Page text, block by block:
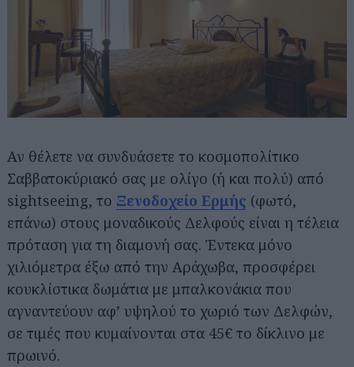
Αν θέλετε να συνδυάσετε το κοσμοπολίτικο
Σαββατοκύριακό σας με ολίγο (ή και πολύ) από
sightseeing, το Ξενοδοχείο Ερμής (φωτό,
επάνω) στους μοναδικούς Δελφούς είναι η τέλεια
πρόταση για τη διαμονή σας. Έντεκα μόνο
χιλιόμετρα έξω από την Αράχωβα, προσφέρει
κουκλίστικα δωμάτια με μπαλκονάκια που
αγναντεύουν αφ’ υψηλού το χωριό των Δελφών,
σε τιμές που κυμαίνονται στα 45€ το δίκλινο με
πρωινό.